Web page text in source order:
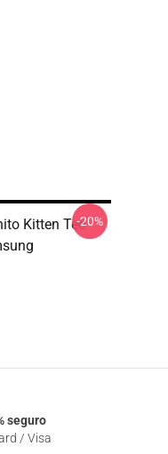
Kitten Tee-20%
seguro
/ Visa